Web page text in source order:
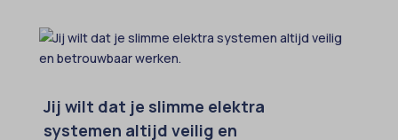
Jij wilt dat je slimme elektra
systemen altijd veilig en